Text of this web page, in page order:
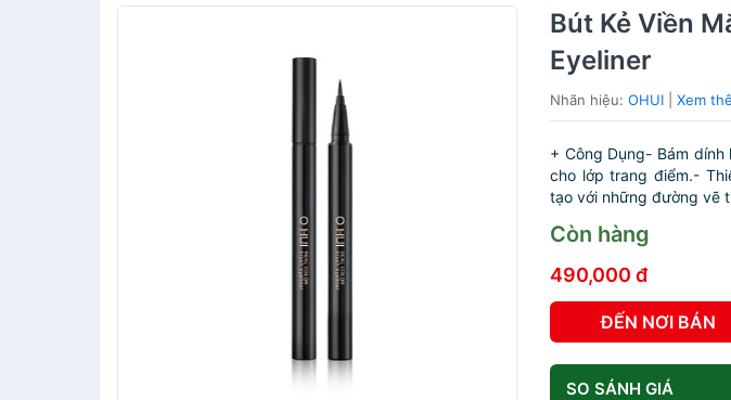
Bút Kẻ Viền
Eyeliner
Nhãn hiệu:OHUI |Xem
+ Công Dụng- Bám
cho lớp trang điểm.-
tạo với những đường vẽ
Còn hàng
490,000 đ
ĐẾN NƠI BÁN
SO SÁNH GIÁ